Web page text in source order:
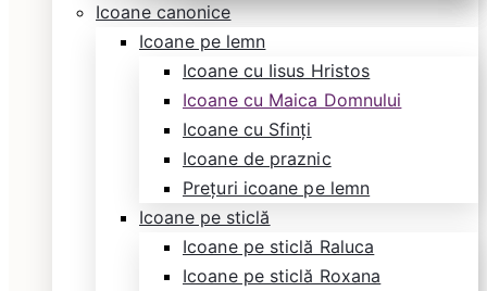
Icoane canonice
Icoane pe lemn
Icoane cu Iisus Hristos
Icoane cu Maica Domnului
Icoane cu Sfinți
Icoane de praznic
Prețuri icoane pe lemn
Icoane pe sticlă
Icoane pe sticlă Raluca
Icoane pe sticlă Roxana